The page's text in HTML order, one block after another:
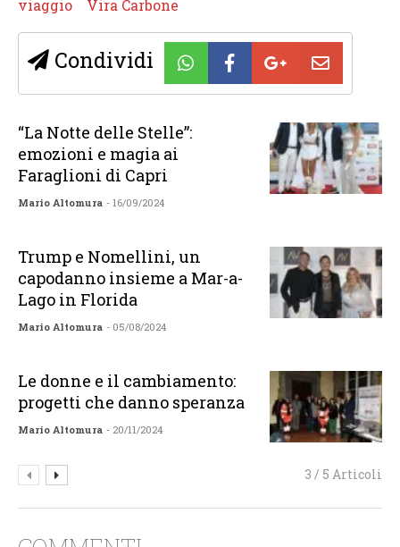
viaggio
Vira Carbone
Condividi
“La Notte delle Stelle”:
emozioni e magia ai
Faraglioni di Capri
Mario Altomura - 16/09/2024
Trump e Nomellini, un
capodanno insieme a Mar-a-
Lago in Florida
Mario Altomura - 05/08/2024
Le donne e il cambiamento:
progetti che danno speranza
Mario Altomura - 20/11/2024
3 / 5 Articoli